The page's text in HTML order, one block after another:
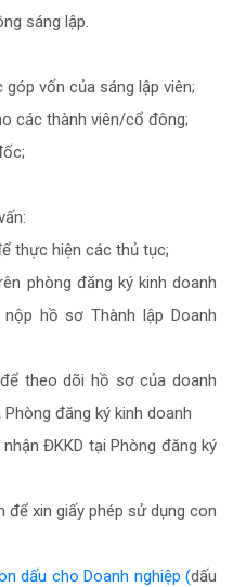
sáng lập.
vốn của sáng lập viên;
thành viên/cổ đông;
hiện các thủ tục;
đăng ký kinh doanh
hồ sơ Thành lập Doanh
dõi hồ sơ của doanh
đăng ký kinh doanh
ĐKKD tại Phòng đăng ký
xin giấy phép sử dụng con
dấu cho Doanh nghiệp (dấu